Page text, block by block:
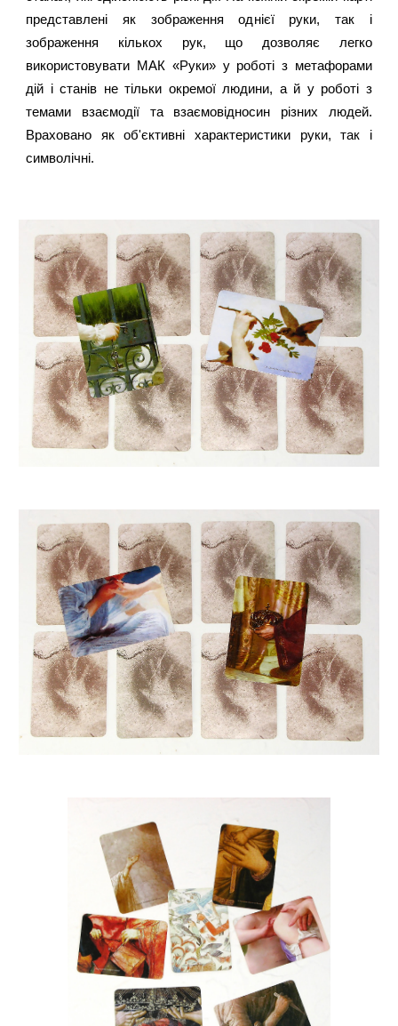
представлені як зображення однієї руки, так і
зображення кількох рук, що дозволяє легко
використовувати МАК «Руки» у роботі з метафорами
дій і станів не тільки окремої людини, а й у роботі з
темами взаємодії та взаємовідносин різних людей.
Враховано як об'єктивні характеристики руки, так і
символічні.